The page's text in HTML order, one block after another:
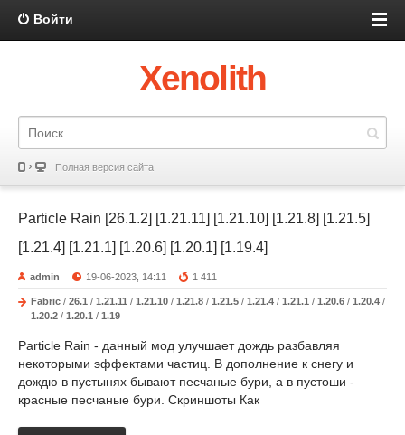
Войти
Xenolith
Полная версия сайта
Particle Rain [26.1.2] [1.21.11] [1.21.10] [1.21.8] [1.21.5]
[1.21.4] [1.21.1] [1.20.6] [1.20.1] [1.19.4]
admin 19-06-2023, 14:11 1 411
Fabric / 26.1 / 1.21.11 / 1.21.10 / 1.21.8 / 1.21.5 / 1.21.4 / 1.21.1 / 1.20.6 / 1.20.4 /
1.20.2 / 1.20.1 / 1.19
Particle Rain - данный мод улучшает дождь разбавляя
некоторыми эффектами частиц. В дополнение к снегу и
дождю в пустынях бывают песчаные бури, а в пустоши -
красные песчаные бури. Скриншоты Как